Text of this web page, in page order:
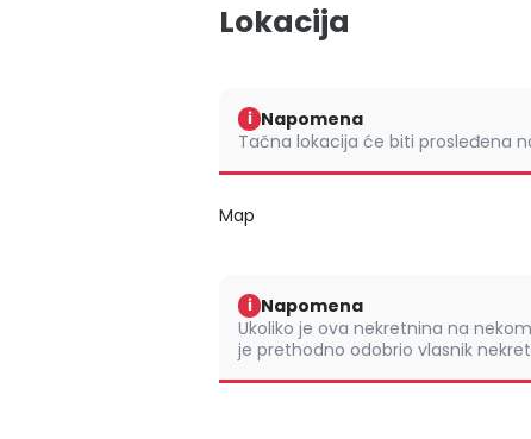
Lokacija
i Napomena
Tačna lokacija će biti prosleđena
Map
i Napomena
Ukoliko je ova nekretnina na
je prethodno odobrio vlasnik